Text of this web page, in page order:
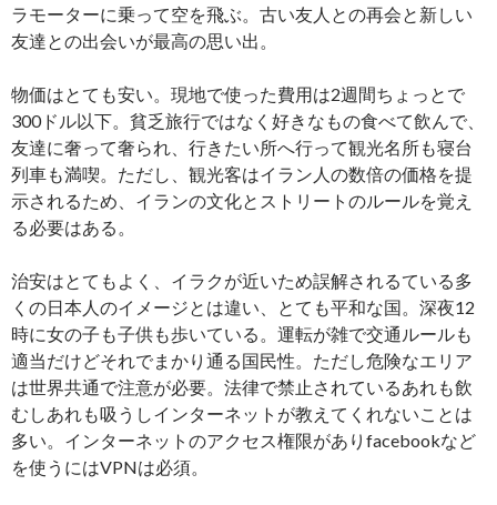
ラモーターに乗って空を飛ぶ。古い友人との再会と新しい
友達との出会いが最高の思い出。
物価はとても安い。現地で使った費用は2週間ちょっとで
300ドル以下。貧乏旅行ではなく好きなもの食べて飲んで、
友達に奢って奢られ、行きたい所へ行って観光名所も寝台
列車も満喫。ただし、観光客はイラン人の数倍の価格を提
示されるため、イランの文化とストリートのルールを覚え
る必要はある。
治安はとてもよく、イラクが近いため誤解されるている多
くの日本人のイメージとは違い、とても平和な国。深夜12
時に女の子も子供も歩いている。運転が雑で交通ルールも
適当だけどそれでまかり通る国民性。ただし危険なエリア
は世界共通で注意が必要。法律で禁止されているあれも飲
むしあれも吸うしインターネットが教えてくれないことは
多い。インターネットのアクセス権限がありfacebookなど
を使うにはVPNは必須。